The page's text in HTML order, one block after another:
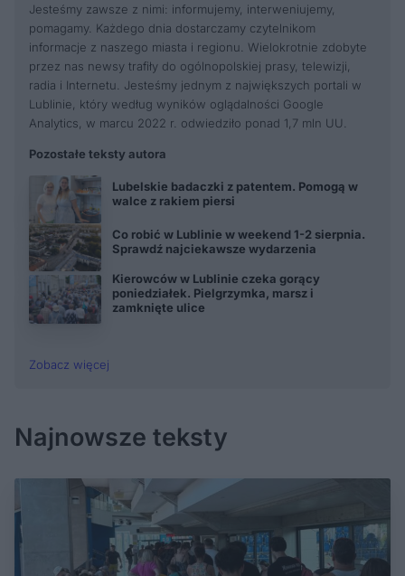
Jesteśmy zawsze z nimi: informujemy, interweniujemy,
pomagamy. Każdego dnia dostarczamy czytelnikom
informacje z naszego miasta i regionu. Wielokrotnie zdobyte
przez nas newsy trafiły do ogólnopolskiej prasy, telewizji,
radia i Internetu. Jesteśmy jednym z największych portali w
Lublinie, który według wyników oglądalności Google
Analytics, w marcu 2022 r. odwiedziło ponad 1,7 mln UU.
Pozostałe teksty autora
Lubelskie badaczki z patentem. Pomogą w
walce z rakiem piersi
Co robić w Lublinie w weekend 1-2 sierpnia.
Sprawdź najciekawsze wydarzenia
Kierowców w Lublinie czeka gorący
poniedziałek. Pielgrzymka, marsz i
zamknięte ulice
Zobacz więcej
Najnowsze teksty